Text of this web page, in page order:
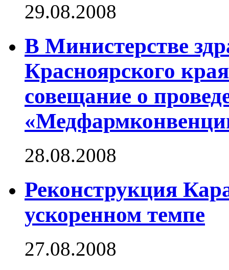
29.08.2008
В Министерстве
Красноярского
совещание о
28.08.2008
Реконструкция
ускоренном темпе
27.08.2008